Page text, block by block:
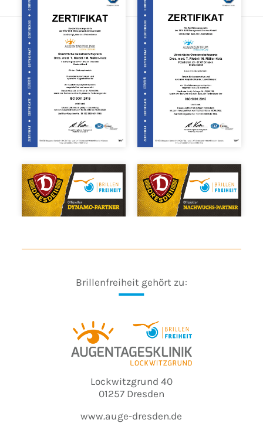
Brillenfreiheit gehört zu:
Lockwitzgrund 40
01257 Dresden
www.auge-dresden.de